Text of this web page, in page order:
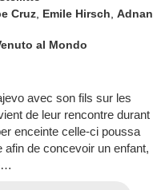
Cruz Emile Hirsch ,Adnan
al Mondo
avec son fils sur les
de leur rencontre durant
enceinte celle-ci poussa
afin de concevoir un enfant,